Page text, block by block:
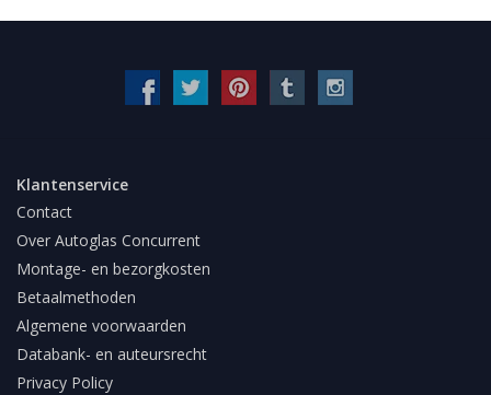
Klantenservice
Contact
Over Autoglas Concurrent
Montage- en bezorgkosten
Betaalmethoden
Algemene voorwaarden
Databank- en auteursrecht
Privacy Policy